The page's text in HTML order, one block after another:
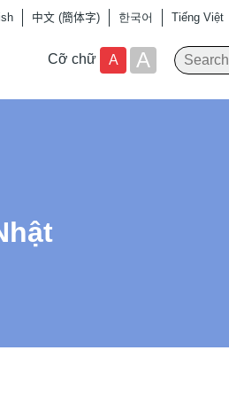
中文 (簡体字) 한국어 Tiếng Việt
Cỡ chữ A A